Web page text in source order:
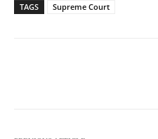
TAGS Supreme Court